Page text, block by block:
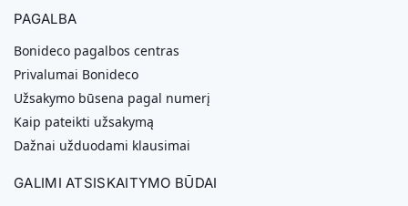
PAGALBA
Bonideco pagalbos centras
Privalumai Bonideco
Užsakymo būsena pagal numerį
Kaip pateikti užsakymą
Dažnai užduodami klausimai
GALIMI ATSISKAITYMO BŪDAI